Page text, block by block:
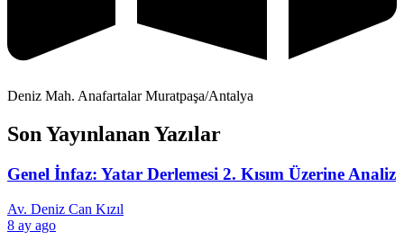
Deniz Mah. Anafartalar Muratpaşa/Antalya
Son Yayınlanan Yazılar
Genel İnfaz: Yatar Derlemesi 2. Kısım Üzerine Analiz
Av. Deniz Can Kızıl
8 ay ago